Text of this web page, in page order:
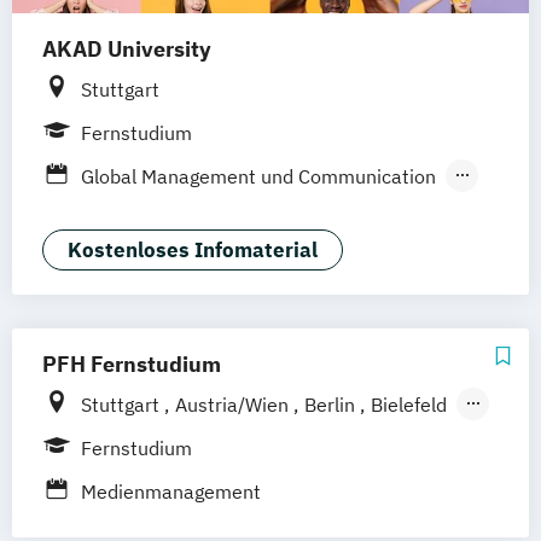
AKAD University
Stuttgart
Fernstudium
Global Management und Communication
Online Marketing Online-Marketing
Kostenloses Infomaterial
PFH Fernstudium
Stuttgart Austria/Wien Berlin
Bielefeld
Bremen
Göttingen Hamburg
Fernstudium
Medienmanagement